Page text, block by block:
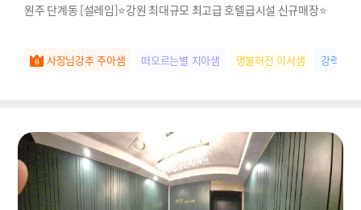
원주 단계동 [설레임]⭐강원 최대규모 최고급 호텔급시설 신규매장⭐
사장님강추 주아샘 떠오르는별 지아샘 명불허전 이서샘 강력추